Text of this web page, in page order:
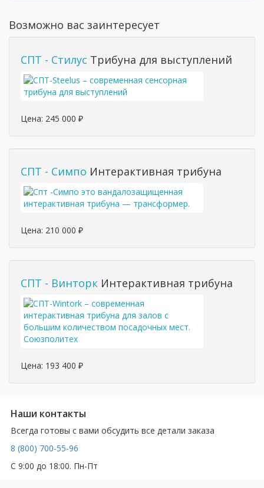
Возможно вас заинтересует
СПТ - Стилус Трибуна для выступлений
Цена: 245 000 ₽
СПТ - Симпо Интерактивная трибуна
Цена: 210 000 ₽
СПТ - Винторк Интерактивная трибуна
Цена: 193 400 ₽
Наши контакты
Всегда готовы с вами обсудить все детали заказа
8 (800) 700-55-96
С 9:00 до 18:00. Пн-Пт